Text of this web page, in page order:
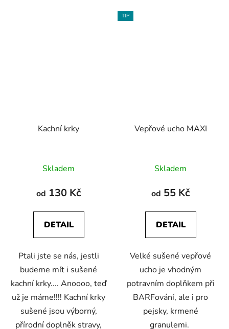
Kachní krky
hodnocení
produktu
5,0
z
hvězdiček.
Skladem
od 130 Kč
DETAIL
Ptali jste se nás, jestli
budeme mít i sušené
kachní krky.... Anoooo, teď
už je máme!!!! Kachní krky
sušené jsou výborný,
přírodní doplněk stravy,
TIP
Vepřové ucho MAXI
hodnocení
produktu
5,0
z
hvězdiček.
Skladem
od 55 Kč
DETAIL
Velké sušené vepřové
ucho je vhodným
potravním doplňkem při
BARFování, ale i pro
pejsky, krmené
granulemi.